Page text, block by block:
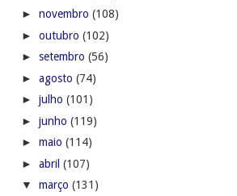
► novembro (108)
► outubro (102)
► setembro (56)
► agosto (74)
► julho (101)
► junho (119)
► maio (114)
► abril (107)
▼ março (131)